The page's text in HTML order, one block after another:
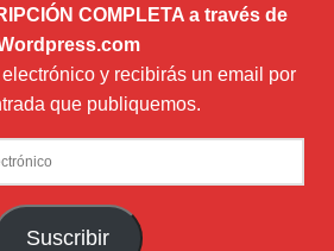
COMPLETA a través de
electrónico y recibirás un email por
que publiquemos.
Suscribir